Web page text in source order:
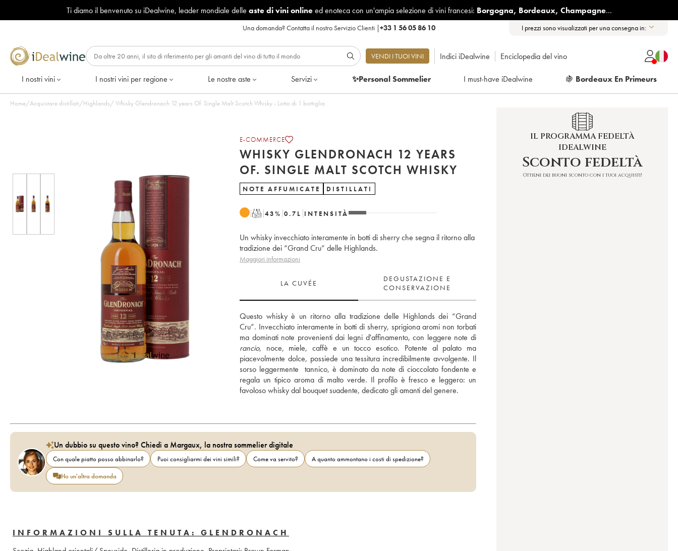
Ti diamo il benvenuto su iDealwine, leader mondiale delle aste di vini onlineed enoteca con un'ampia selezione di vini francesi: Borgogna, Bordeaux, Champagne...
Una domanda?Contatta il nostro Servizio Clienti |+33 1 56 05 86 10 I prezzi sono visualizzati per una consegna in:
VENDI I TUOI VINI Indici iDealwine Enciclopedia del vino
I nostri vini I nostri vini per regione Le nostre aste Servizi ✨Personal Sommelier I must-have iDealwine 🍇 Bordeaux En Primeurs
Home/Acquistare distillati/Highlands/ Whisky Glendronach 12 years Of. Single Malt Scotch Whisky - Lotto di 1 bottiglia
E-COMMERCE
WHISKY GLENDRONACH 12 YEARS
OF. SINGLE MALT SCOTCH WHISKY
NOTE AFFUMICATE DISTILLATI
T 43% 0.7 L INTENSITÀ
Un whisky invecchiato interamente in botti di sherry che segna il ritorno alla
tradizione dei “Grand Cru” delle Highlands.
Maggiori informazioni
LA CUVÉE
DEGUSTAZIONE E
CONSERVAZIONE
Questo whisky è un ritorno alla tradizione delle Highlands dei “Grand
Cru”. Invecchiato interamente in botti di sherry, sprigiona aromi non torbati
rancio, noce, miele, caffè e un tocco esotico. Potente al palato ma
piacevolmente dolce, possiede una tessitura incredibilmente avvolgente. Il
sorso leggermente  tannico, è dominato da note di cioccolato fondente e
regala un tipico aroma di malto verde. Il profilo è fresco e leggero: un
favoloso whisky dal bouquet suadente, dedicato gli amanti del genere.
Un dubbio su questo vino? Chiedi a Margaux, la nostra sommelier digitale
Con quale piatto posso abbinarlo? Puoi consigliarmi dei vini simili? Come va servito?
A quanto ammontano i costi di spedizione?
Ho un'altra domanda
INFORMAZIONI SULLA TENUTA: GLENDRONACH
IL PROGRAMMA FEDELTÀ
IDEALWINE
Sconto fedeltà
Ottieni dei buoni sconto con i tuoi acquisti!